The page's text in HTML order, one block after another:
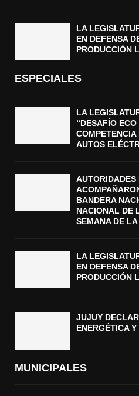
LA
EN DEFENSA
PRODUCCIÓN
ESPECIALES
LA
“DESAFÍO
AUTOS
AUTORIDADES
BANDERA
NACIONAL DE
SEMANA DE
LA
EN DEFENSA
PRODUCCIÓN
JUJUY
ENERGÉTICA
MUNICIPALES